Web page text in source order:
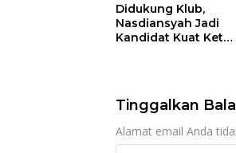
Didukung Klub,
Nasdiansyah Jadi
Kandidat Kuat Ketua
Tinggalkan
Alamat email Anda